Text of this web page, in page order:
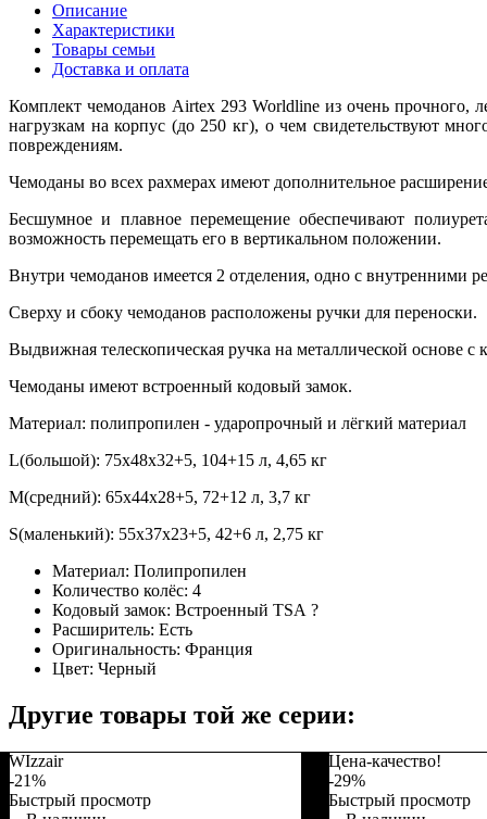
Описание
Характеристики
Товары семьи
Доставка и оплата
Комплект чемоданов Airtex 293 Worldline из очень прочного,
нагрузкам на корпус (до 250 кг), о чем свидетельствуют
повреждениям.
Чемоданы во всех рахмерах имеют дополнительное
Бесшумное и плавное перемещение обеспечивают
возможность перемещать его в вертикальном положении.
Внутри чемоданов имеется 2 отделения, одно с внутренними
Сверху и сбоку чемоданов расположены ручки для переноски.
Выдвижная телескопическая ручка на металлической основе
Чемоданы имеют встроенный кодовый замок.
Материал: полипропилен - ударопрочный и лёгкий материал
L(большой): 75x48x32+5, 104+15 л, 4,65 кг
M(средний): 65x44x28+5, 72+12 л, 3,7 кг
S(маленький): 55x37x23+5, 42+6 л, 2,75 кг
Материал: Полипропилен
Количество колёс: 4
Кодовый замок: Встроенный TSA ?
Расширитель: Есть
Оригинальность: Франция
Цвет: Черный
Другие товары той же серии:
WIzzair
-21%
Быстрый просмотр
Цена-качество!
-29%
Быстрый просмотр